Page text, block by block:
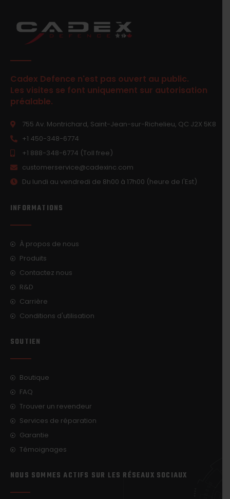
Cadex Defence n'est pas ouvert au public.
Les visites se font uniquement sur autorisation
préalable.
755 Av. Montrichard, Saint-Jean-sur-Richelieu, QC J2X 5K8
+1 450-348-6774
+1 888-348-6774 (Toll free)
customerservice@cadexinc.com
Du lundi au vendredi de 8h00 à 17h00 (heure de l'Est)
INFORMATIONS
À propos de nous
Produits
Contactez nous
R&D
Carrière
Conditions d'utilisation
SOUTIEN
Boutique
FAQ
Trouver un revendeur
Services de réparation
Garantie
Témoignages
NOUS SOMMES ACTIFS SUR LES RÉSEAUX SOCIAUX